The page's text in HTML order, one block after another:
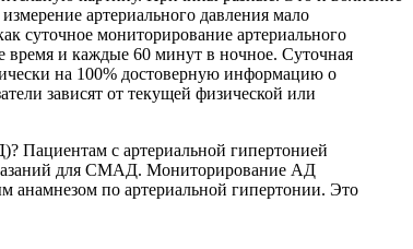
артериального давления мало
суточное мониторирование артериального
и каждые 60 минут в ночное. Суточная
на 100% достоверную информацию о
зависят от текущей физической или
Пациентам с артериальной гипертонией
для СМАД. Мониторирование АД
по артериальной гипертонии. Это